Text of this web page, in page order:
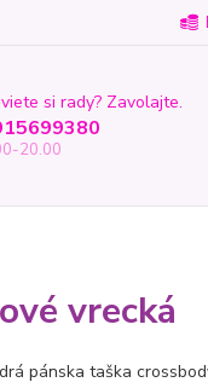
si rady? Zavolajte.
20.00
vrecká
pánska taška